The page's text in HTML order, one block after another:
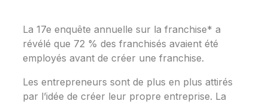
La 17e enquête annuelle sur la franchise* a
révélé que 72 % des franchisés avaient été
employés avant de créer une franchise.
Les entrepreneurs sont de plus en plus attirés
par l’idée de créer leur propre entreprise. La